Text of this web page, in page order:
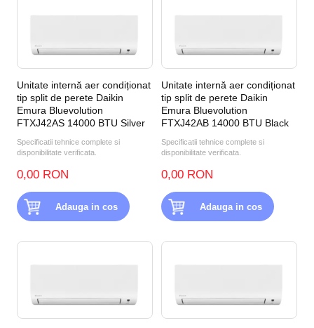
Unitate internă aer condiționat
tip split de perete Daikin
Emura Bluevolution
FTXJ42AS 14000 BTU Silver
Specificatii tehnice complete si
disponibilitate verificata.
0,00 RON
Adauga in cos
Unitate internă aer condiționat
tip split de perete Daikin
Emura Bluevolution
FTXJ42AB 14000 BTU Black
Specificatii tehnice complete si
disponibilitate verificata.
0,00 RON
Adauga in cos